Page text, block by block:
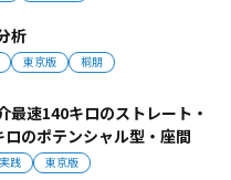
析
東京版 桐朋
速140キロのストレート・
のポテンシャル型・座間
践 東京版